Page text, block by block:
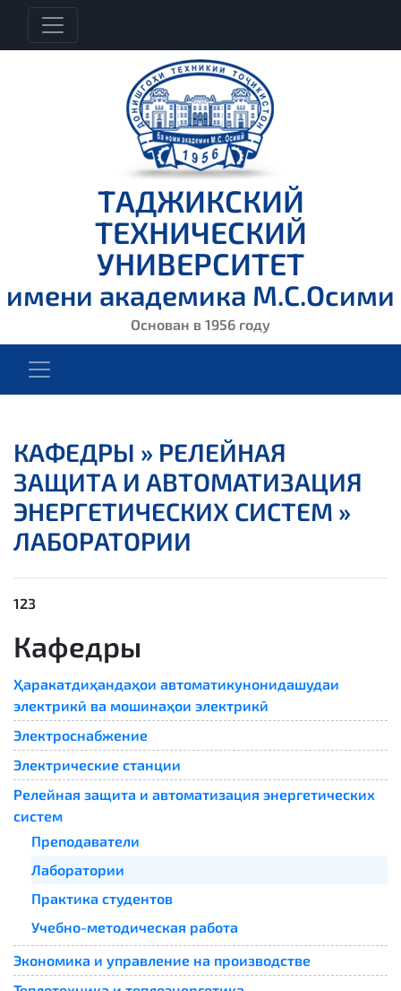
ТАДЖИКСКИЙ
ТЕХНИЧЕСКИЙ
УНИВЕРСИТЕТ
имени академика М.С.Осими
Основан в 1956 году
КАФЕДРЫ » РЕЛЕЙНАЯ
ЗАЩИТА И АВТОМАТИЗАЦИЯ
ЭНЕРГЕТИЧЕСКИХ СИСТЕМ »
ЛАБОРАТОРИИ
123
Кафедры
Ҳаракатдиҳандаҳои автоматикунонидашудаи
электрикӣ ва мошинаҳои электрикӣ
Электроснабжение
Электрические станции
Релейная защита и автоматизация энергетических
систем
Преподаватели
Лаборатории
Практика студентов
Учебно-методическая работа
Экономика и управление на производстве